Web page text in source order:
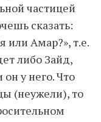
частицей
сказать:
либо Зайд,
у него. Что
(неужели), то